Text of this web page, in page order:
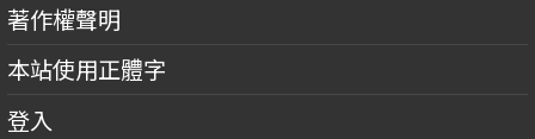
著作權聲明
本站使用正體字
登入